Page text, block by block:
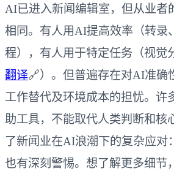
AI已进入新闻编辑室，但从业者
相同。有人用AI提高效率（转录
程），有人用于特定任务（视觉
翻译🔗）。但普遍存在对AI准确
工作替代及环境成本的担忧。许
助工具，不能取代人类判断和核
了新闻业在AI浪潮下的复杂应对
也有深刻警惕。想了解更多细节